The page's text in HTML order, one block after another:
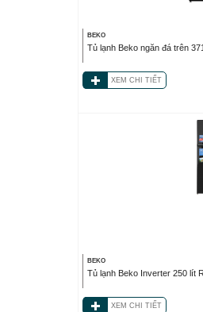
BEKO
Tủ lạnh Beko ngăn đá trên
XEM CHI TIẾT
BEKO
Tủ lạnh Beko Inverter 250 lít
XEM CHI TIẾT